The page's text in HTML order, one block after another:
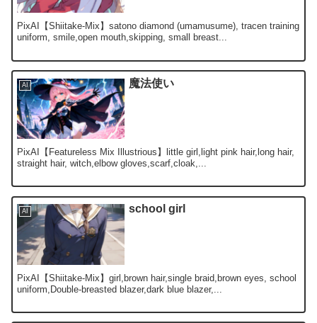
PixAI【Shiitake-Mix】satono diamond (umamusume), tracen training
uniform, smile,open mouth,skipping, small breast...
AI 魔法使い
PixAI【Featureless Mix Illustrious】little girl,light pink hair,long hair,
straight hair, witch,elbow gloves,scarf,cloak,...
AI school girl
PixAI【Shiitake-Mix】girl,brown hair,single braid,brown eyes, school
uniform,Double-breasted blazer,dark blue blazer,...